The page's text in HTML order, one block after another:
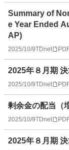
Summary of
e Year Ended
AP)
2025/10/9TDnet
2025年８月期
2025/10/9TDnet
剰余金の配当（
2025/10/9TDnet